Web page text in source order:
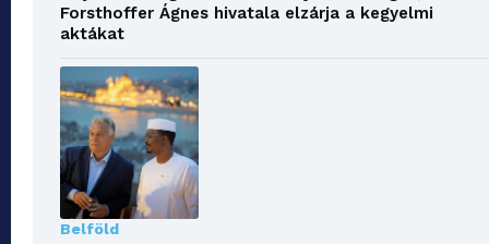
Forsthoffer Ágnes hivatala elzárja a kegyelmi
aktákat
Belföld